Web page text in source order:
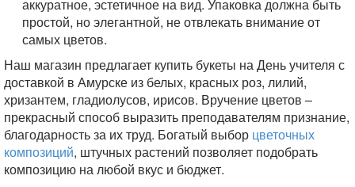
аккуратное, эстетичное на вид. Упаковка должна быть
простой, но элегантной, не отвлекать внимание от
самых цветов.
Наш магазин предлагает купить букеты на День учителя с
доставкой в Амурске из белых, красных роз, лилий,
хризантем, гладиолусов, ирисов. Вручение цветов –
прекрасный способ выразить преподавателям признание,
благодарность за их труд. Богатый выбор цветочных
композиций, штучных растений позволяет подобрать
композицию на любой вкус и бюджет.